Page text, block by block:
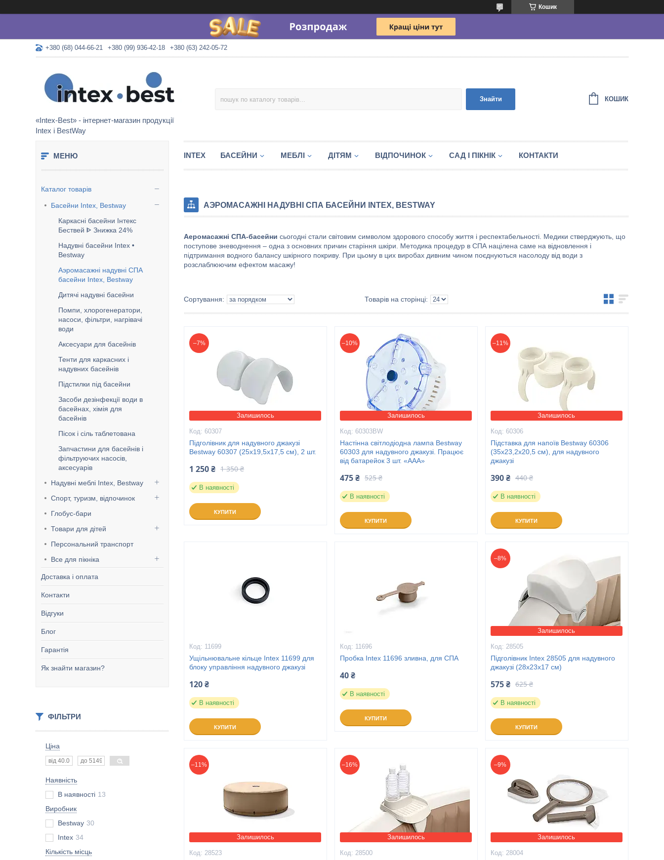
Кошик
+380 (68) 044-66-21 +380 (99) 936-42-18 +380 (63) 242-05-72
«Intex-Best» - інтернет-магазин продукції
Intex і BestWay
Знайти КОШИК
Каталог товарів
Басейни Intex, Bestway
Каркасні басейни Інтекс
Бествей ᐈ Знижка 24%
Надувні басейни Intex •
Bestway
Аэромасажні надувні СПА
басейни Intex, Bestway
Дитячі надувні басейни
Помпи, хлорогенератори,
насоси, фільтри, нагрівачі
води
Аксесуари для басейнів
Тенти для каркасних і
надувних басейнів
Підстилки під басейни
Засоби дезінфекції води в
басейнах, хімія для
басейнів
Пісок і сіль таблетована
Запчастини для басейнів і
фільтруючих насосів,
аксесуарів
Надувні меблі Intex, Bestway
Спорт, туризм, відпочинок
Глобус-бари
Товари для дітей
Персональний транспорт
Все для пікніка
Доставка і оплата
Контакти
Відгуки
Блог
Гарантія
Як знайти магазин?
ФІЛЬТРИ
Ціна
Наявність
В наявності 13
Виробник
Bestway 30
Intex 34
Кількість місць
INTEX БАСЕЙНИ МЕБЛІ ДІТЯМ ВІДПОЧИНОК САД І ПІКНІК КОНТАКТИ
АЭРОМАСАЖНІ НАДУВНІ СПА БАСЕЙНИ INTEX, BESTWAY
Аеромасажні СПА-басейни сьогодні стали світовим символом здорового способу життя і респектабельності. Медики стверджують, що
поступове зневоднення – одна з основних причин старіння шкіри. Методика процедур в СПА націлена саме на відновлення і
підтримання водного балансу шкірного покриву. При цьому в цих виробах дивним чином поєднуються насолоду від води з
розслаблюючим ефектом масажу!
–7%
Залишилось
60307
Підголівник для надувного джакузі
Bestway 60307 (25x19,5x17,5 см), 2 шт.
1 250 ₴ 1 350 ₴
В наявності
КУПИТИ
–10%
Залишилось
60303BW
Настінна світлодіодна лампа Bestway
60303 для надувного джакузі. Працює
від батарейок 3 шт. «ААА»
475 ₴ 525 ₴
В наявності
КУПИТИ
–11%
Залишилось
60306
Підставка для напоїв Bestway 60306
(35x23,2x20,5 см), для надувного
джакузі
390 ₴ 440 ₴
В наявності
КУПИТИ
11699
Ущільнювальне кільце Intex 11699 для
блоку управління надувного джакузі
120 ₴
В наявності
КУПИТИ
11696
Пробка Intex 11696 зливна, для СПА
40 ₴
В наявності
КУПИТИ
–8%
Залишилось
28505
Підголівник Intex 28505 для надувного
джакузі (28х23х17 см)
575 ₴ 625 ₴
В наявності
КУПИТИ
–11%
Залишилось
28523
–16%
Залишилось
28500
–9%
Залишилось
28004